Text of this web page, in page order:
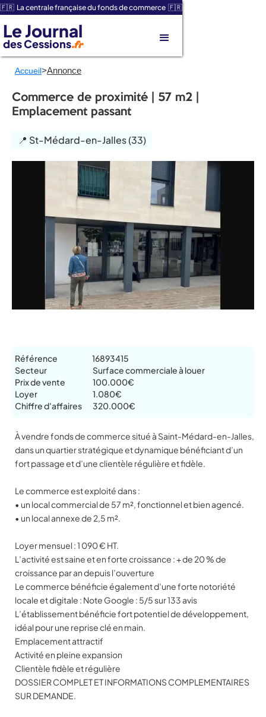
🇫🇷 La centrale française du fonds de commerce 🇫🇷
Le Journal
des Cessions.fr
Accueil>Annonce
Commerce de proximité | 57 m2 |
Emplacement passant
📍 St-Médard-en-Jalles (33)
Référence
Secteur
Prix de vente
Loyer
Chiffre d'affaires
16893415
Surface commerciale à louer
100.000€
1.080€
320.000€
À vendre fonds de commerce situé à Saint-Médard-en-Jalles,
dans un quartier stratégique et dynamique bénéficiant d’un
fort passage et d’une clientèle régulière et fidèle.
Le commerce est exploité dans :
• un local commercial de 57 m², fonctionnel et bien agencé.
• un local annexe de 2,5 m².
Loyer mensuel : 1 090 € HT.
L’activité est saine et en forte croissance : + de 20 % de
croissance par an depuis l’ouverture
Le commerce bénéficie également d’une forte notoriété
locale et digitale : Note Google : 5/5 sur 133 avis
L’établissement bénéficie fort potentiel de développement,
idéal pour une reprise clé en main.
Emplacement attractif
Activité en pleine expansion
Clientèle fidèle et régulière
DOSSIER COMPLET ET INFORMATIONS COMPLEMENTAIRES
SUR DEMANDE.